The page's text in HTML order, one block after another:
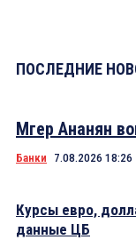
ПОСЛЕДНИЕ
Мгер Ананян
Банки 7.08.2026 18:26
Курсы евро,
данные ЦБ